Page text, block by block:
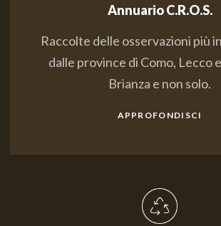
Annuario C.R.O.S.
Raccolte delle osservazioni più
dalle province di Como, Lecco
Brianza e non solo.
APPROFONDISCI